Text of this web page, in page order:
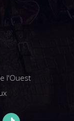
l'Ouest